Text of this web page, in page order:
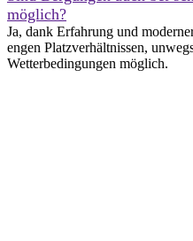
möglich?
Ja, dank Erfahrung und
engen Platzverhältnissen,
Wetterbedingungen möglich.